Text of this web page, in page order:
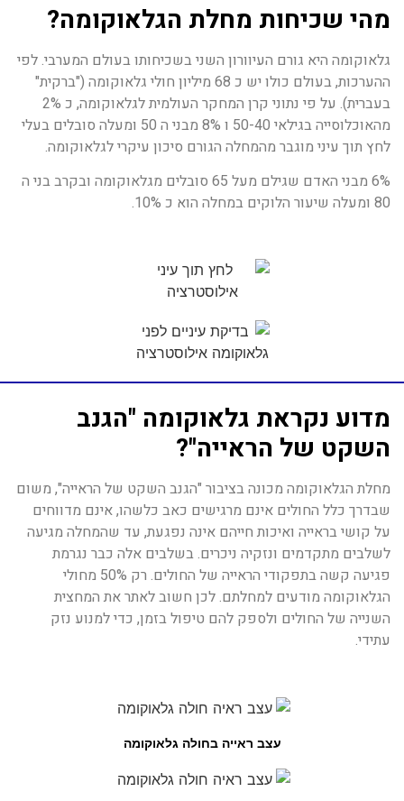
מהי שכיחות מחלת הגלאוקומה?
גלאוקומה היא גורם העיוורון השני בשכיחותו בעולם המערבי. לפי
ההערכות, בעולם כולו יש כ 68 מיליון חולי גלאוקומה ("ברקית"
בעברית). על פי נתוני קרן המחקר העולמית לגלאוקומה, כ 2%
מהאוכלוסייה בגילאי 50-40 ו 8% מבני ה 50 ומעלה סובלים בעלי
לחץ תוך עיני מוגבר מהמחלה הגורם סיכון עיקרי לגלאוקומה.
6% מבני האדם שגילם מעל 65 סובלים מגלאוקומה ובקרב בני ה
80 ומעלה שיעור הלוקים במחלה הוא כ 10%.
מדוע נקראת גלאוקומה "הגנב
השקט של הראייה"?
מחלת הגלאוקומה מכונה בציבור "הגנב השקט של הראייה", משום
שבדרך כלל החולים אינם מרגישים כאב כלשהו, אינם מדווחים
על קושי בראייה ואיכות חייהם אינה נפגעת, עד שהמחלה מגיעה
לשלבים מתקדמים ונזקיה ניכרים. בשלבים אלה כבר נגרמת
פגיעה קשה בתפקודי הראייה של החולים. רק 50% מחולי
הגלאוקומה מודעים למחלתם. לכן חשוב לאתר את המחצית
השנייה של החולים ולספק להם טיפול בזמן, כדי למנוע נזק
עתידי.
עצב ראייה בחולה גלאוקומה